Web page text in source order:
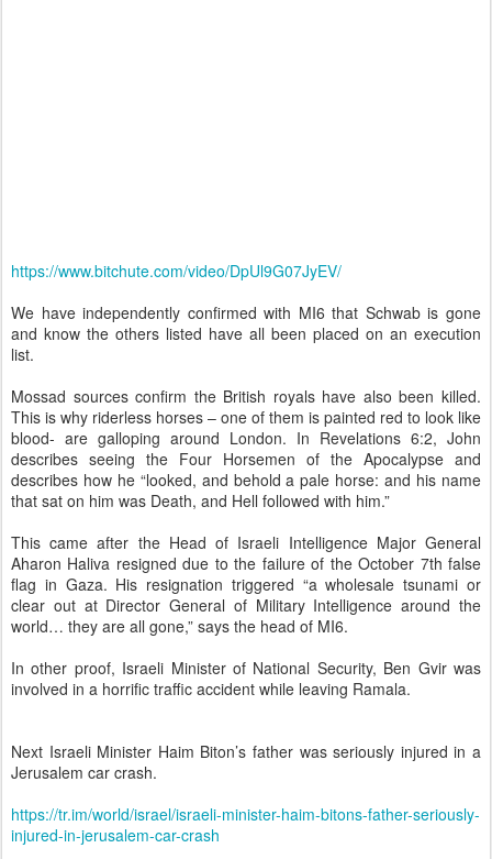
https://www.bitchute.com/video/DpUl9G07JyEV/
We have independently confirmed with MI6 that Schwab is gone
and know the others listed have all been placed on an execution
list.
Mossad sources confirm the British royals have also been killed.
This is why riderless horses – one of them is painted red to look like
blood- are galloping around London. In Revelations 6:2, John
describes seeing the Four Horsemen of the Apocalypse and
describes how he “looked, and behold a pale horse: and his name
that sat on him was Death, and Hell followed with him.”
This came after the Head of Israeli Intelligence Major General
Aharon Haliva resigned due to the failure of the October 7th false
flag in Gaza. His resignation triggered “a wholesale tsunami or
clear out at Director General of Military Intelligence around the
world… they are all gone,” says the head of MI6.
In other proof, Israeli Minister of National Security, Ben Gvir was
involved in a horrific traffic accident while leaving Ramala.
Next Israeli Minister Haim Biton’s father was seriously injured in a
Jerusalem car crash.
https://tr.im/world/israel/israeli-minister-haim-bitons-father-seriously-
injured-in-jerusalem-car-crash